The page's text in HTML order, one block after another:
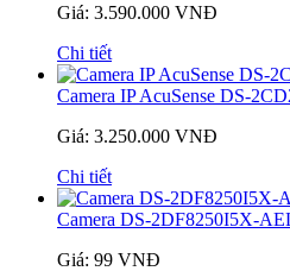
Giá: 3.590.000 VNĐ
Chi tiết
Camera IP AcuSense DS-
Giá: 3.250.000 VNĐ
Chi tiết
Camera DS-2DF8250I5X-
Giá: 99 VNĐ